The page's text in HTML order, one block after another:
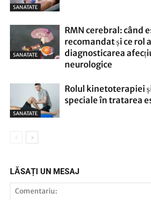
SANATATE
SANATATE
RMN cerebral: când
recomandat și ce rol
diagnosticarea
neurologice
SANATATE
Rolul kinetoterapiei
speciale în tratarea
LĂSAȚI UN MESAJ